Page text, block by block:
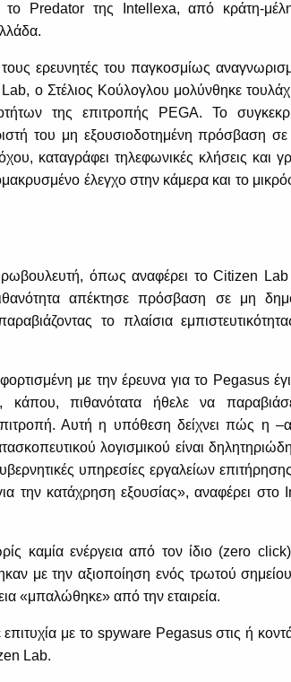
το Predator της Intellexa, από κράτη-
ερευνητές του παγκοσμίως
ο Στέλιος Κούλογλου μολύνθηκε
της επιτροπής PEGA. Το
του μη εξουσιοδοτημένη πρόσβαση
καταγράφει τηλεφωνικές κλήσεις και
έλεγχο στην κάμερα και το
όπως αναφέρει το Citizen Lab
απέκτησε πρόσβαση σε μη
το πλαίσια
με την έρευνα για το Pegasus
κάπου, πιθανότατα ήθελε να
Αυτή η υπόθεση δείχνει πώς η
λογισμικού είναι
υπηρεσίες εργαλείων
την κατάχρηση εξουσίας», αναφέρει στο
καμία ενέργεια από τον ίδιο (zero
με την αξιοποίηση ενός τρωτού
«μπαλώθηκε» από την εταιρεία.
με το spyware Pegasus στις ή
Lab.